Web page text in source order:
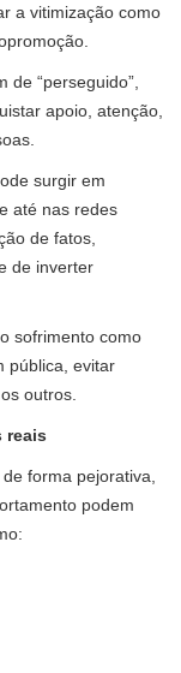
a vitimização como
de “perseguido”,
apoio, atenção,
surgir em
até nas redes
de fatos,
de inverter
sofrimento como
pública, evitar
outros.
reais
forma pejorativa,
podem